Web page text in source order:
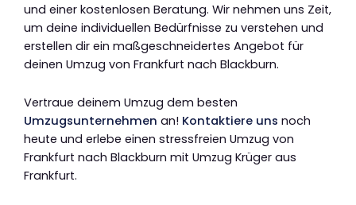
und einer kostenlosen Beratung. Wir nehmen uns Zeit,
um deine individuellen Bedürfnisse zu verstehen und
erstellen dir ein maßgeschneidertes Angebot für
deinen Umzug von Frankfurt nach Blackburn.
Vertraue deinem Umzug dem besten
Umzugsunternehmen an! Kontaktiere uns noch
heute und erlebe einen stressfreien Umzug von
Frankfurt nach Blackburn mit Umzug Krüger aus
Frankfurt.